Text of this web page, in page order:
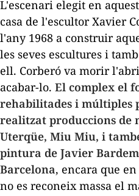
L'escenari elegit en
casa de l'escultor Xavier
l'any 1968 a construir
les seves escultures i
ell. Corberó va morir
acabar-lo. El complex el
rehabilitades i múltiples
realitzat produccions de
Uterqüe, Miu Miu, i
pintura de Javier
Barcelona, ​​encara que
no es reconeix massa el